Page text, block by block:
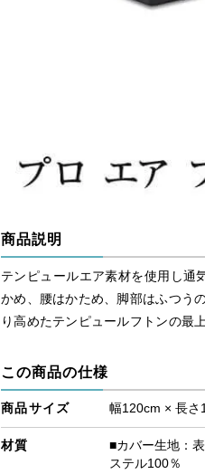
商品説明
テンピュールエア素材を使用し通
かめ、腰はかため、脚部はふつう
り高めたテンピュールフトンの最
この商品の仕様
商品サイズ 幅120cm × 長さ
材質
■カバー生地：
ステル100％